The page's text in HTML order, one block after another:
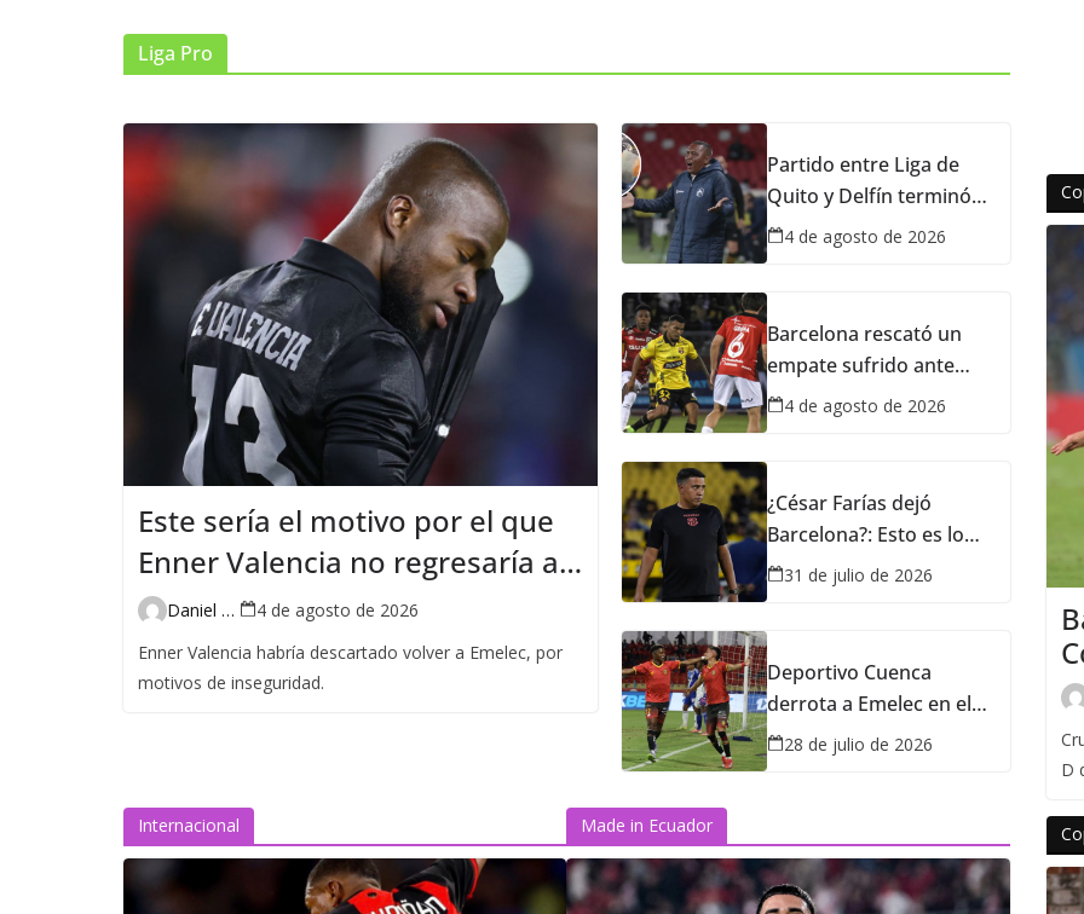
Liga Pro
Este sería el motivo por el que
Enner Valencia no regresaría a
Emelec Daniel Pin
4 de agosto de 2026
Enner Valencia habría descartado volver a Emelec, por
motivos de inseguridad.
Partido entre Liga de
Quito y Delfín terminó
mal: a Juan Carlos León
le echaron gas
lacrimógeno
4 de agosto de 2026
Barcelona rescató un
empate sufrido ante
Leones en la LigaPro
4 de agosto de 2026
¿César Farías dejó
Barcelona?: Esto es lo
que se sabe sobre su
supuesta salida
31 de julio de 2026
Deportivo Cuenca
derrota a Emelec en el
marco de la fecha 22 de
la LigaPro
28 de julio de 2026
Internacional Made in Ecuador
D